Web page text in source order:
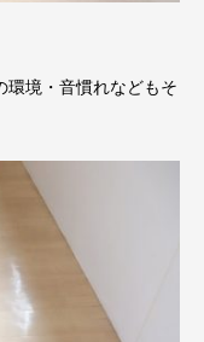
環境・音慣れなどもそ